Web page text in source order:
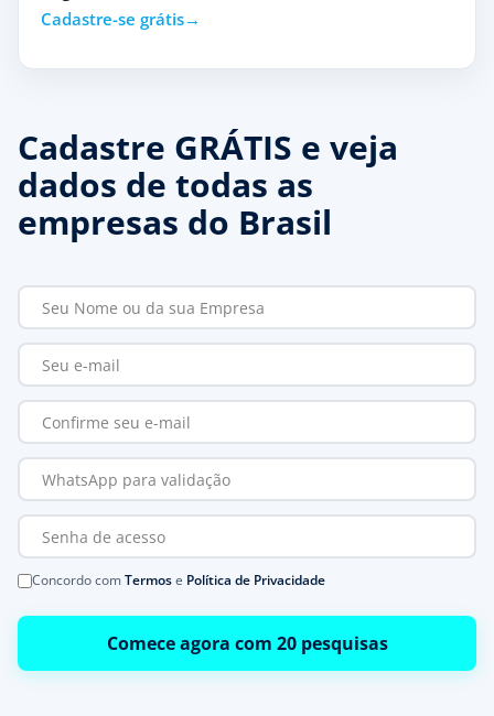
Cadastre-se grátis
Cadastre GRÁTIS e veja
dados de todas as
empresas do Brasil
Concordo comTermose Política de Privacidade
Comece agora com 20 pesquisas